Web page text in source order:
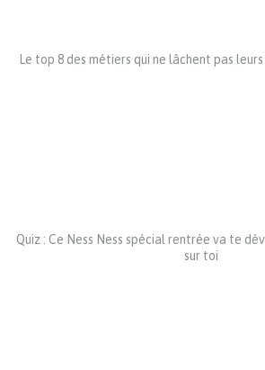
Le top 8 des métiers qui ne lâchent pas
Quiz : Ce Ness Ness spécial rentrée va te
sur toi